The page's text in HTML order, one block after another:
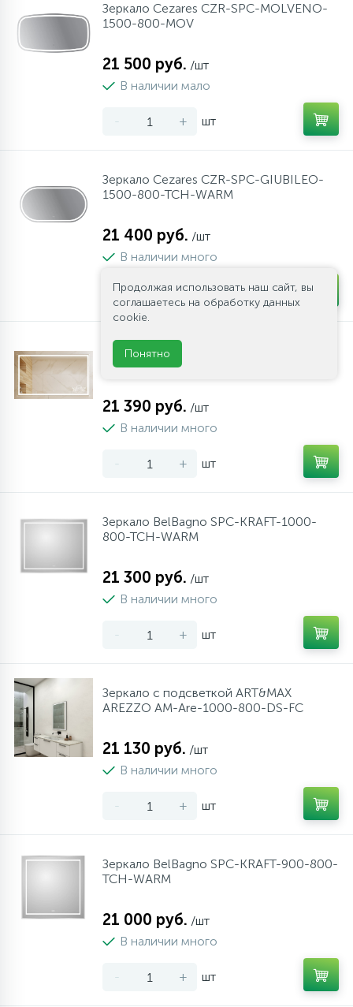
Зеркало Cezares CZR-SPC-MOLVENO-
1500-800-MOV
21 500 руб. /шт
В наличии мало
- + шт
Зеркало Cezares CZR-SPC-GIUBILEO-
1500-800-TCH-WARM
21 400 руб. /шт
В наличии много
- + шт
Зеркало с подсветкой ART&MAX Monza
AM-Mon-1400-800-DS-F
21 390 руб. /шт
В наличии много
- + шт
Зеркало BelBagno SPC-KRAFT-1000-
800-TCH-WARM
21 300 руб. /шт
В наличии много
- + шт
Зеркало с подсветкой ART&MAX
AREZZO AM-Are-1000-800-DS-FC
21 130 руб. /шт
В наличии много
- + шт
Зеркало BelBagno SPC-KRAFT-900-800-
TCH-WARM
21 000 руб. /шт
В наличии много
- + шт
Продолжая использовать наш сайт, вы
соглашаетесь на обработку данных
cookie.
Понятно